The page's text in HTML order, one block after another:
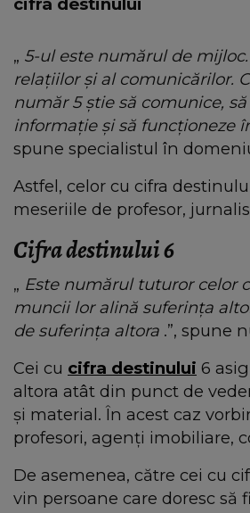
„ 5-ul este numărul de
relațiilor și al comunicărilor.
număr 5 știe să comunice,
informație și să funcționeze
spune specialistul în
Astfel, celor cu cifra
meseriile de profesor,
Cifra destinului 6
„ Este numărul tuturor celor
muncii lor alină suferința
de suferința altora .”, spune
Cei cu cifra destinului 6
altora atât din punct de
și material. În acest caz
profesori, agenți imobiliare,
De asemenea, către cei cu
vin persoane care doresc să